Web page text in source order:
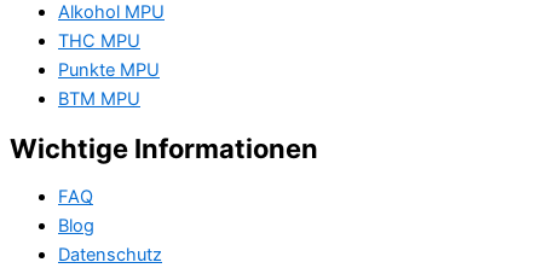
Alkohol MPU
THC MPU
Punkte MPU
BTM MPU
Wichtige Informationen
FAQ
Blog
Datenschutz